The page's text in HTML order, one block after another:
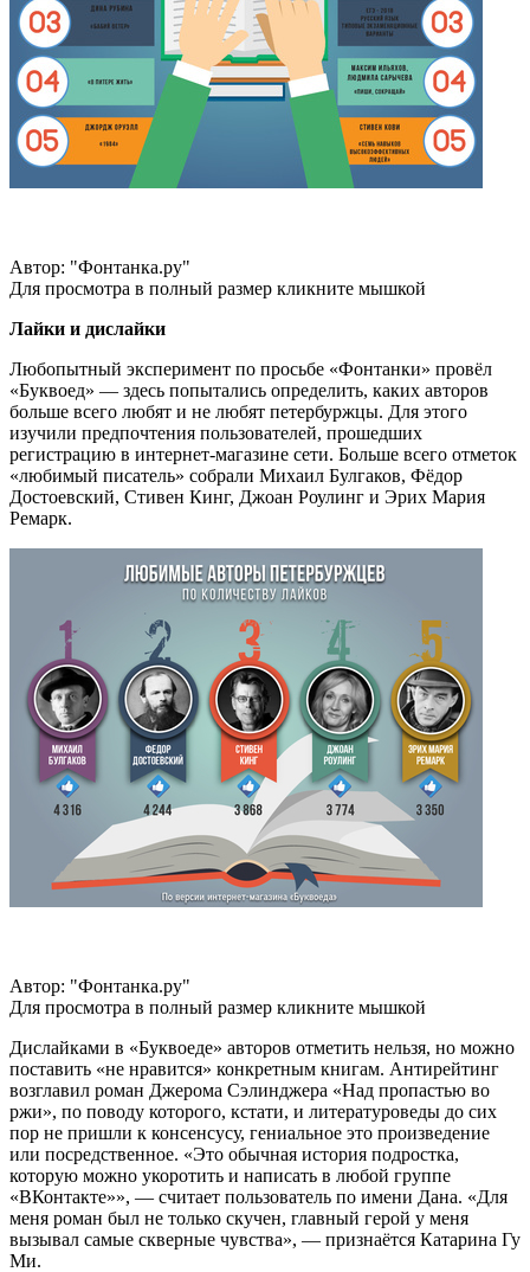
Автор: "Фонтанка.ру"
Для просмотра в полный размер кликните мышкой
Лайки и дислайки
Любопытный эксперимент по просьбе «Фонтанки» провёл
«Буквоед» — здесь попытались определить, каких авторов
больше всего любят и не любят петербуржцы. Для этого
изучили предпочтения пользователей, прошедших
регистрацию в интернет-магазине сети. Больше всего отметок
«любимый писатель» собрали Михаил Булгаков, Фёдор
Достоевский, Стивен Кинг, Джоан Роулинг и Эрих Мария
Ремарк.
Автор: "Фонтанка.ру"
Для просмотра в полный размер кликните мышкой
Дислайками в «Буквоеде» авторов отметить нельзя, но можно
поставить «не нравится» конкретным книгам. Антирейтинг
возглавил роман Джерома Сэлинджера «Над пропастью во
ржи», по поводу которого, кстати, и литературоведы до сих
пор не пришли к консенсусу, гениальное это произведение
или посредственное. «Это обычная история подростка,
которую можно укоротить и написать в любой группе
«ВКонтакте»», — считает пользователь по имени Дана. «Для
меня роман был не только скучен, главный герой у меня
вызывал самые скверные чувства», — признаётся Катарина Гу
Ми.